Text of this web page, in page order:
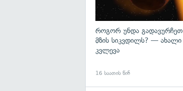
როგორ უნდა გადავურჩეთ
მზის სიკვდილს? — ახალი
კვლევა
16 საათის წინ